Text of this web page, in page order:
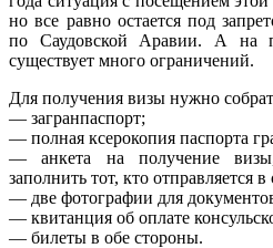
но все равно остается под
по Саудовской Аравии. А на
существует много ограничений.
Для получения визы нужно
— загранпаспорт;
— полная ксерокопия паспорта
— анкета на получение
заполнить тот, кто отправляется в
— две фотографии для
— квитанция об оплате
— билеты в обе стороны.